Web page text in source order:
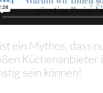
ein Mythos, dass
Küchenanbieter
sein können!